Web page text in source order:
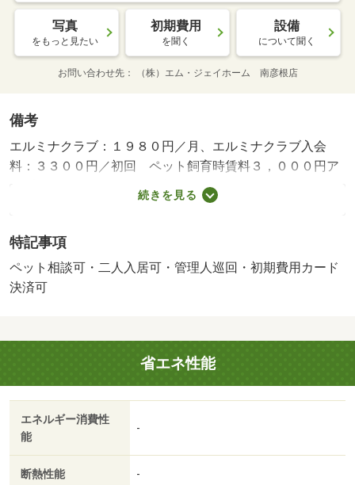
写真
をもっと見たい
初期費用
を聞く
設備
について聞く
お問い合わせ先 （株）エム・ジェイホーム 南彦根店
備考
エルミナクラブ：１９８０円／月、エルミナクラブ入会
料：３３００円／初回 ペット飼育時賃料３，０００円ア
ップ・敷金１ヶ月 ネット契約料２，２００円 短期
解約違約金有 ２ヵ月（２年未満）・賃貸保証等：加入要
０％、月額総賃料の１．５％）・鍵交換代：あり１６，５
００円～・管理形態／管理員の勤務形態：巡回・愛するペ
ットと一緒に過ごすことが可能な物件です♪・バイク置場：
続きを見る
特記事項
ペット相談可・二人入居可・管理人巡回・初期費用カード
決済可
省エネ性能
エネルギー消費性
能
-
断熱性能 -